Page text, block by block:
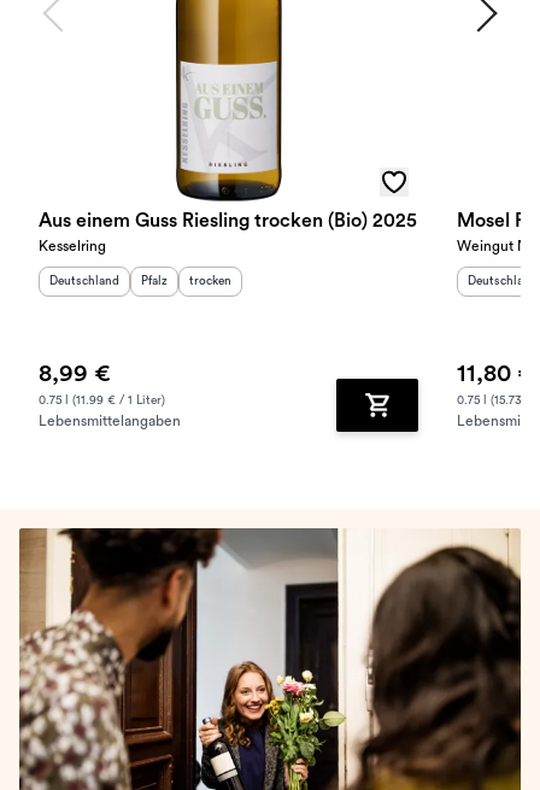
Aus einem Guss Riesling trocken (Bio) 2025
Kesselring
Herkunftsland
Deutschland Herkunftsregion
Pfalz Geschmack
trocken
8,99 €
0.75 l (11.99 € / 1 Liter)
Lebensmittelangaben Zum Warenkorb
Mosel
Weingut Nik
Deutschland
11,80 €
0.75 l (15.73 €